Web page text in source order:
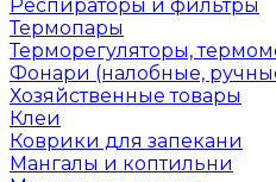
Респираторы и фильтры
Термопары
Терморегуляторы,
Фонари (налобные,
Хозяйственные товары
Клеи
Коврики для запекани
Мангалы и коптильни